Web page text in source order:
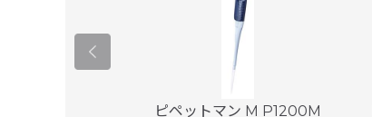
ピペットマン M P1200M